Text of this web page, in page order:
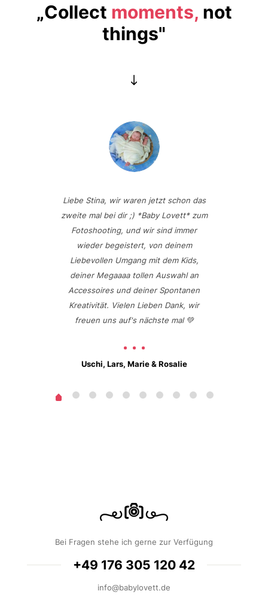
„Collect moments, not
things"
Liebe Stina, wir waren jetzt schon das
zweite mal bei dir ;) *Baby Lovett* zum
Fotoshooting, und wir sind immer
wieder begeistert, von deinem
Liebevollen Umgang mit dem Kids,
deiner Megaaaa tollen Auswahl an
Accessoires und deiner Spontanen
Kreativität. Vielen Lieben Dank, wir
freuen uns auf's nächste mal 💚
Uschi, Lars, Marie & Rosalie
Bei Fragen stehe ich gerne zur Verfügung
+49 176 305 120 42
info@babylovett.de